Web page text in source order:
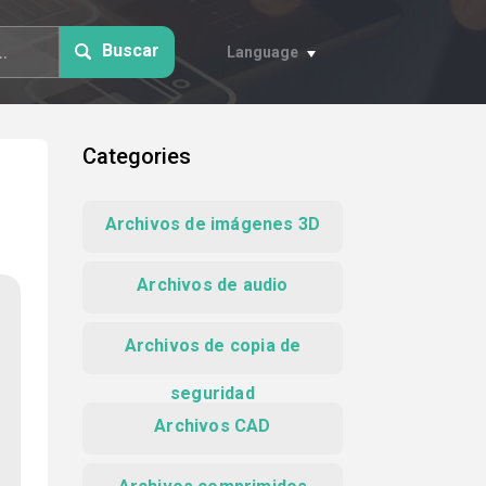
Buscar Language
Categories
Archivos de imágenes 3D
Archivos de audio
Archivos de copia de
seguridad
Archivos CAD